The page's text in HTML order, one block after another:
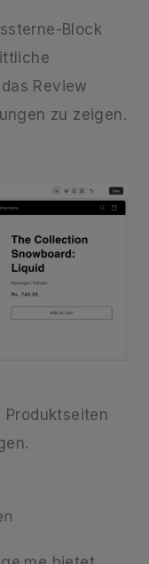
Block
Review
zu zeigen.
Produktseiten